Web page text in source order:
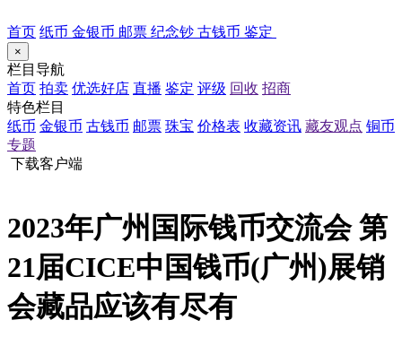
首页 纸币 金银币 邮票 纪念钞 古钱币 鉴定
×
栏目导航
首页 拍卖 优选好店 直播 鉴定 评级 回收 招商
特色栏目
纸币 金银币 古钱币 邮票 珠宝 价格表 收藏资讯 藏友观点 铜币
专题
下载客户端
2023年广州国际钱币交流会 第
21届CICE中国钱币(广州)展销
会藏品应该有尽有